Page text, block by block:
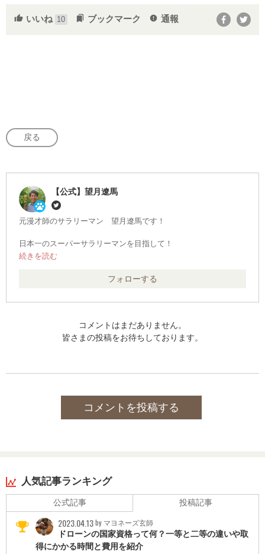
thumb_up いいね 10 bookmarks ブックマーク report 通報
戻る
【公式】望月遼馬
元漫才師のサラリーマン 望月遼馬です！
日本一のスーパーサラリーマンを目指して！
為になる資格・検定を受けまくります！！
「日本の資格・検定」を運営する株式会社シー・ビー・ティ・ソ
https://cbt-s.com/special/cm2201/
2018年から銀座歌舞伎座テストセンター店長
・スローライフマスター
・情報セキュリティー
・情報セキュリティーマネジメント
・金融業務能力検定3級「個人型DC(iDeCo)コース」
・ハローキティ検定3級
・伊賀忍者検定3級
フォローする
コメントはまだありません。
皆さまの投稿をお待ちしております。
コメントを投稿する
人気記事ランキング
公式記事 投稿記事
2023.04.13by マヨネーズ玄師
ドローンの国家資格って何？一等と二等の違いや取
得にかかる時間と費用を紹介